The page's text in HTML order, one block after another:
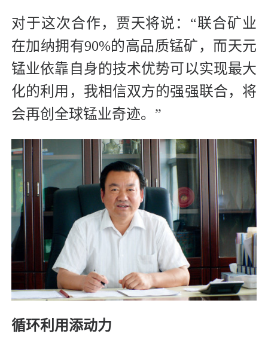
对于这次合作，贾天将说：“联合矿业
在加纳拥有90%的高品质锰矿，而天元
锰业依靠自身的技术优势可以实现最大
化的利用，我相信双方的强强联合，将
会再创全球锰业奇迹。”
循环利用添动力